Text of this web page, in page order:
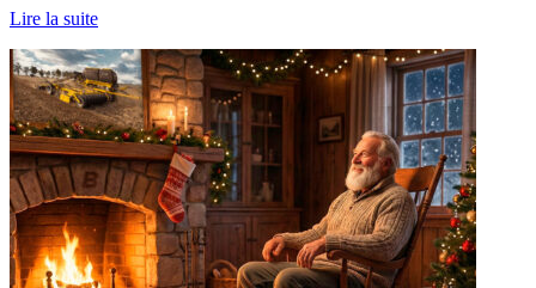
Lire la suite